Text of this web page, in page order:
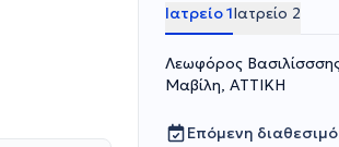
Ιατρείο 1Ιατρείο 2
Λεωφόρος
Μαβίλη, ΑΤΤΙΚΗ
Επόμενη